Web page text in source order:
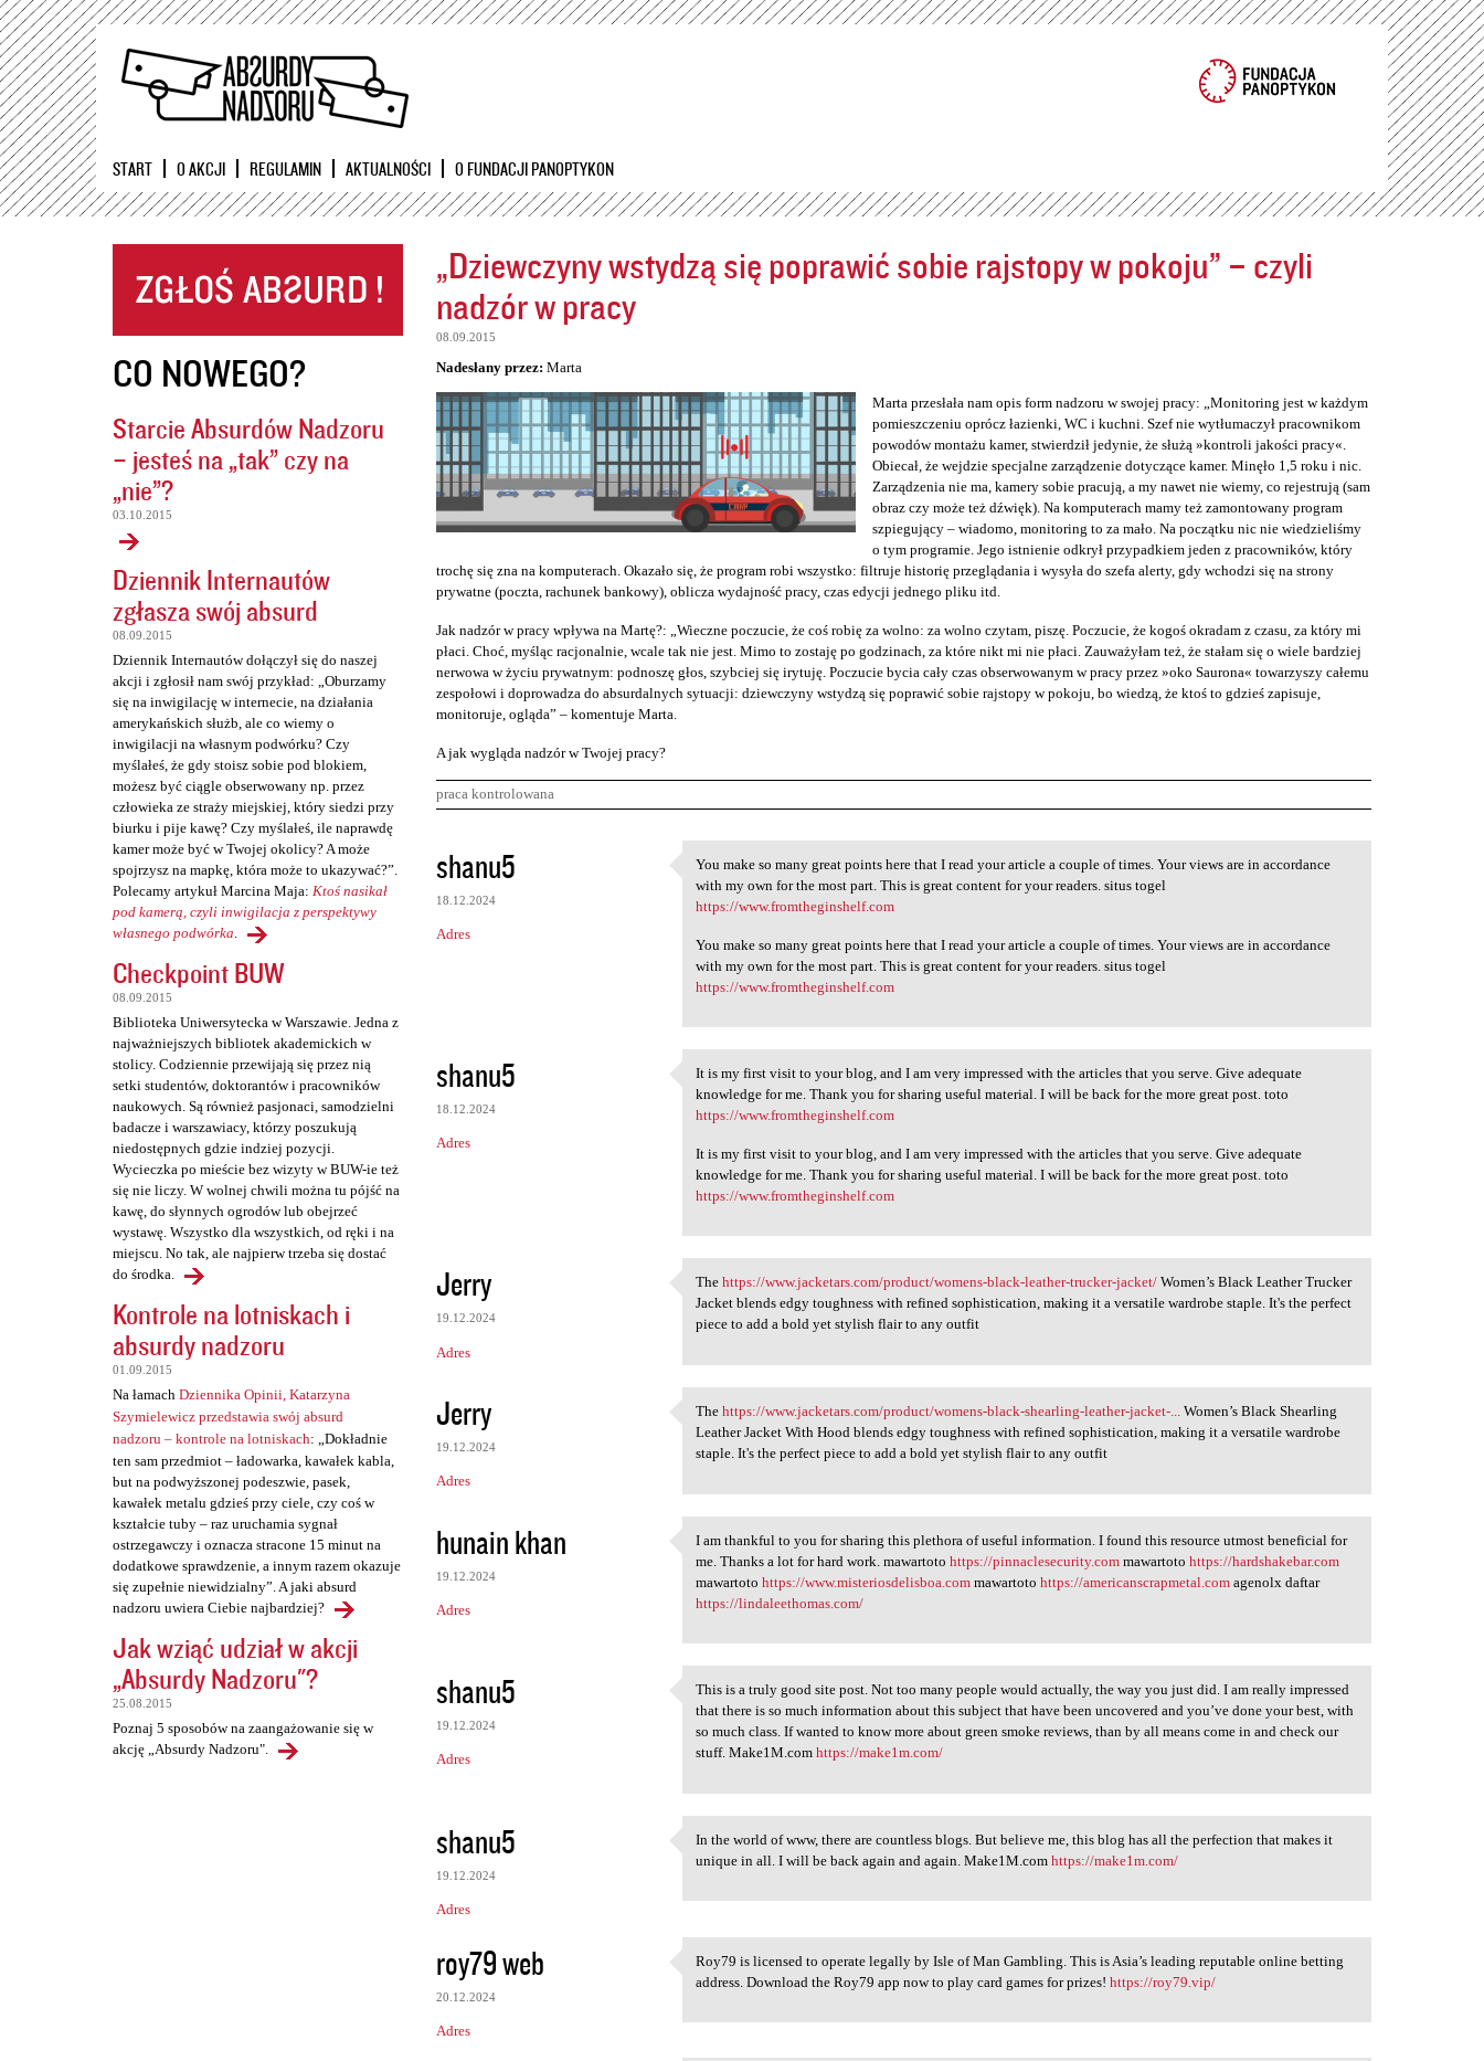
Przejdź
START O AKCJI REGULAMIN AKTUALNOŚCI O FUNDACJI PANOPTYKON
CO NOWEGO?
Starcie Absurdów Nadzoru
– jesteś na „tak” czy na
„nie”?
03.10.2015
Dziennik Internautów
zgłasza swój absurd
08.09.2015
Dziennik Internautów dołączył się do naszej
akcji i zgłosił nam swój przykład: „Oburzamy
się na inwigilację w internecie, na działania
amerykańskich służb, ale co wiemy o
inwigilacji na własnym podwórku? Czy
myślałeś, że gdy stoisz sobie pod blokiem,
możesz być ciągle obserwowany np. przez
człowieka ze straży miejskiej, który siedzi przy
biurku i pije kawę? Czy myślałeś, ile naprawdę
kamer może być w Twojej okolicy? A może
spojrzysz na mapkę, która może to ukazywać?”.
Polecamy artykuł Marcina Maja: Ktoś nasikał
pod kamerą, czyli inwigilacja z perspektywy
własnego podwórka.
Checkpoint BUW
08.09.2015
Biblioteka Uniwersytecka w Warszawie. Jedna z
najważniejszych bibliotek akademickich w
stolicy. Codziennie przewijają się przez nią
setki studentów, doktorantów i pracowników
naukowych. Są również pasjonaci, samodzielni
badacze i warszawiacy, którzy poszukują
niedostępnych gdzie indziej pozycji.
Wycieczka po mieście bez wizyty w BUW-ie też
się nie liczy. W wolnej chwili można tu pójść na
kawę, do słynnych ogrodów lub obejrzeć
wystawę. Wszystko dla wszystkich, od ręki i na
miejscu. No tak, ale najpierw trzeba się dostać
do środka.
Kontrole na lotniskach i
absurdy nadzoru
01.09.2015
Na łamach Dziennika Opinii, Katarzyna
Szymielewicz przedstawia swój absurd
nadzoru – kontrole na lotniskach: „Dokładnie
ten sam przedmiot – ładowarka, kawałek kabla,
but na podwyższonej podeszwie, pasek,
kawałek metalu gdzieś przy ciele, czy coś w
kształcie tuby – raz uruchamia sygnał
ostrzegawczy i oznacza stracone 15 minut na
dodatkowe sprawdzenie, a innym razem okazuje
się zupełnie niewidzialny”. A jaki absurd
nadzoru uwiera Ciebie najbardziej?
Jak wziąć udział w akcji
„Absurdy Nadzoru"?
25.08.2015
Poznaj 5 sposobów na zaangażowanie się w
akcję „Absurdy Nadzoru".
„Dziewczyny wstydzą się poprawić sobie rajstopy w pokoju” – czyli
nadzór w pracy
08.09.2015
Nadesłany przez: Marta
Marta przesłała nam opis form nadzoru w swojej pracy: „Monitoring jest w każdym
pomieszczeniu oprócz łazienki, WC i kuchni. Szef nie wytłumaczył pracownikom
powodów montażu kamer, stwierdził jedynie, że służą »kontroli jakości pracy«.
Obiecał, że wejdzie specjalne zarządzenie dotyczące kamer. Minęło 1,5 roku i nic.
Zarządzenia nie ma, kamery sobie pracują, a my nawet nie wiemy, co rejestrują (sam
obraz czy może też dźwięk). Na komputerach mamy też zamontowany program
szpiegujący – wiadomo, monitoring to za mało. Na początku nic nie wiedzieliśmy
o tym programie. Jego istnienie odkrył przypadkiem jeden z pracowników, który
trochę się zna na komputerach. Okazało się, że program robi wszystko: filtruje historię przeglądania i wysyła do szefa alerty, gdy wchodzi się na strony
prywatne (poczta, rachunek bankowy), oblicza wydajność pracy, czas edycji jednego pliku itd.
Jak nadzór w pracy wpływa na Martę?: „Wieczne poczucie, że coś robię za wolno: za wolno czytam, piszę. Poczucie, że kogoś okradam z czasu, za który mi
płaci. Choć, myśląc racjonalnie, wcale tak nie jest. Mimo to zostaję po godzinach, za które nikt mi nie płaci. Zauważyłam też, że stałam się o wiele bardziej
nerwowa w życiu prywatnym: podnoszę głos, szybciej się irytuję. Poczucie bycia cały czas obserwowanym w pracy przez »oko Saurona« towarzyszy całemu
zespołowi i doprowadza do absurdalnych sytuacji: dziewczyny wstydzą się poprawić sobie rajstopy w pokoju, bo wiedzą, że ktoś to gdzieś zapisuje,
monitoruje, ogląda” – komentuje Marta.
A jak wygląda nadzór w Twojej pracy?
praca kontrolowana
K
o
m
e
r
z
e
shanu5
18.12.2024
Adres
You make so many great points
You make so many great points here that I read your article a couple of times. Your views are in accordance
with my own for the most part. This is great content for your readers. situs togel
https://www.fromtheginshelf.com
You make so many great points here that I read your article a couple of times. Your views are in accordance
with my own for the most part. This is great content for your readers. situs togel
https://www.fromtheginshelf.com
shanu5
18.12.2024
Adres
It is my first visit to your
It is my first visit to your blog, and I am very impressed with the articles that you serve. Give adequate
knowledge for me. Thank you for sharing useful material. I will be back for the more great post. toto
https://www.fromtheginshelf.com
It is my first visit to your blog, and I am very impressed with the articles that you serve. Give adequate
knowledge for me. Thank you for sharing useful material. I will be back for the more great post. toto
https://www.fromtheginshelf.com
Jerry
19.12.2024
Adres
The https://www.jacketars.com
Thehttps://www.jacketars.com/product/womens-black-leather-trucker-jacket/ Women’s Black Leather Trucker
Jacket blends edgy toughness with refined sophistication, making it a versatile wardrobe staple. It's the perfect
piece to add a bold yet stylish flair to any outfit
Jerry
19.12.2024
Adres
The https://www.jacketars.com
Thehttps://www.jacketars.com/product/womens-black-shearling-leather-jacket-...
Women’s Black Shearling
Leather Jacket With Hood blends edgy toughness with refined sophistication, making it a versatile wardrobe
staple. It's the perfect piece to add a bold yet stylish flair to any outfit
hunain khan
19.12.2024
Adres
I am thankful to you for
I am thankful to you for sharing this plethora of useful information. I found this resource utmost beneficial for
me. Thanks a lot for hard work. mawartotohttps://pinnaclesecurity.com mawartotohttps://hardshakebar.com
mawartotohttps://www.misteriosdelisboa.com mawartotohttps://americanscrapmetal.com agenolx daftar
https://lindaleethomas.com/
shanu5
19.12.2024
Adres
This is a truly good site
This is a truly good site post. Not too many people would actually, the way you just did. I am really impressed
that there is so much information about this subject that have been uncovered and you’ve done your best, with
so much class. If wanted to know more about green smoke reviews, than by all means come in and check our
stuff. Make1M.comhttps://make1m.com/
shanu5
19.12.2024
Adres
In the world of www, there
In the world of www, there are countless blogs. But believe me, this blog has all the perfection that makes it
unique in all. I will be back again and again. Make1M.comhttps://make1m.com/
roy79 web
20.12.2024
Adres
Roy79 is licensed to operate
Roy79 is licensed to operate legally by Isle of Man Gambling. This is Asia’s leading reputable online betting
address. Download the Roy79 app now to play card games for prizes!https://roy79.vip/